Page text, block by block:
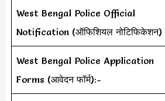
West Bengal Police Official
Notification (ऑफिशियल नोटिफिकेशन)
West Bengal Police Application
Forms (आवेदन फॉर्म):-